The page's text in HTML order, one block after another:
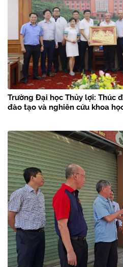
Trường Đại học Thủy lợi: Thúc
đào tạo và nghiên cứu khoa